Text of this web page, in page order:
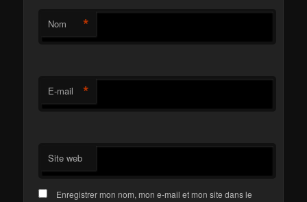
Nom *
E-mail *
Site web
Enregistrer mon nom, mon e-mail et mon site dans le